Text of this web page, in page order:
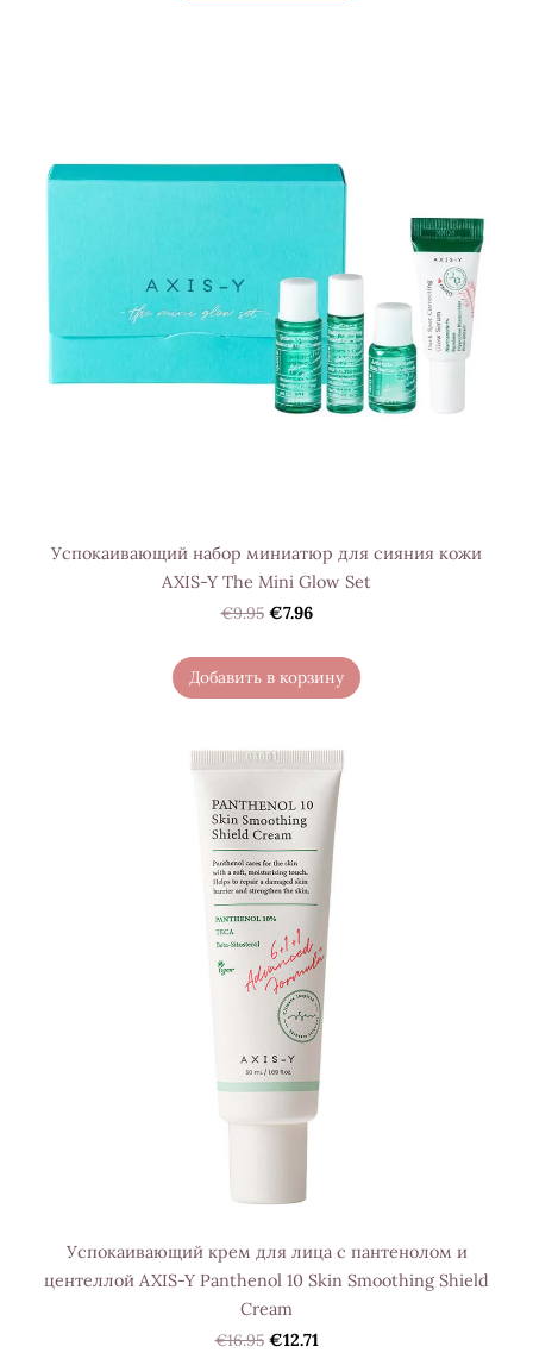
Успокаивающий набор миниатюр для сияния кожи
AXIS-Y The Mini Glow Set
€9.95 €7.96
Добавить в корзину
Успокаивающий крем для лица с пантенолом и
центеллой AXIS-Y Panthenol 10 Skin Smoothing Shield
Cream
€16.95 €12.71